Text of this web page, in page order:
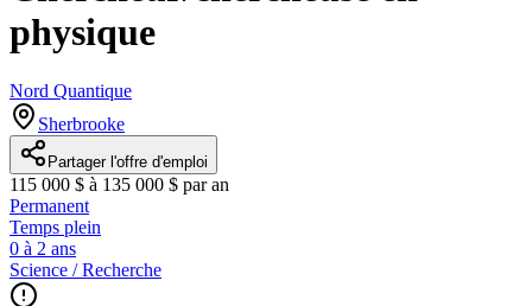
physique
Nord Quantique
Sherbrooke
Partager l'offre d'emploi
115 000 $ à 135 000 $ par an
Permanent
Temps plein
0 à 2 ans
Science / Recherche